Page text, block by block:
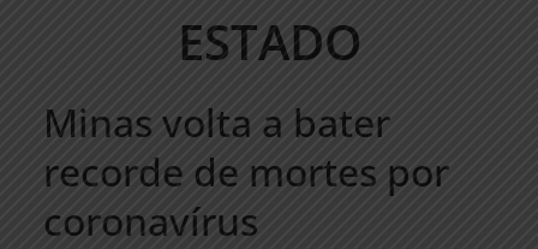
ESTADO
Minas volta a bater
recorde de mortes por
coronavírus